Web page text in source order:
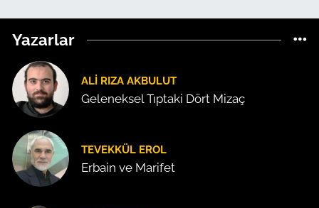
Yazarlar
ALI RIZA AKBULUT
Geleneksel Tıptaki Dört Mizaç
TEVEKKÜL EROL
Erbain ve Marifet